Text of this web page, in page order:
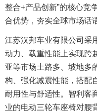
整合+产品创新”的核心竞
合优势，夯实全球市场话
江苏汉邦车业有限公司采
动力、载重性能上实现跨
亚等市场土路多、坡地多
构、强化减震性能，搭配
耐用性与舒适性。智利客
业的电动三轮车座椅对腰